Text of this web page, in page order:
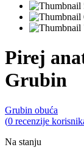
Pirej
Grubin
Grubin obuća
0,0
(0 recenzije
Na stanju